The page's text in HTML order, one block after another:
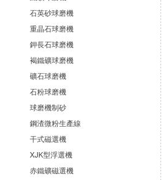
石英砂球磨機
重晶石球磨機
鉀長石球磨機
褐鐵礦球磨機
礦石球磨機
石粉球磨機
球磨機制砂
鋼渣微粉生產線
干式磁選機
XJK型浮選機
赤鐵礦磁選機